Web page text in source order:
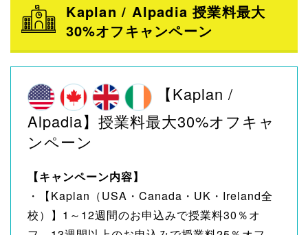
Kaplan / Alpadia 授業料最大
30%オフキャンペーン
【Kaplan /
Alpadia】授業料最大30%オフキャ
ンペーン
【キャンペーン内容】
・【Kaplan（USA・Canada・UK・Ireland全
校）】1～12週間のお申込みで授業料30％オ